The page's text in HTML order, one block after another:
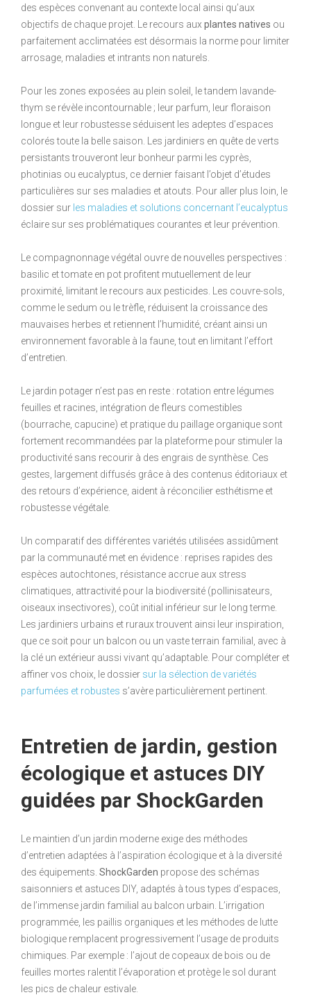
des espèces convenant au contexte local ainsi qu’aux
objectifs de chaque projet. Le recours aux plantes natives ou
parfaitement acclimatées est désormais la norme pour limiter
arrosage, maladies et intrants non naturels.
Pour les zones exposées au plein soleil, le tandem lavande-
thym se révèle incontournable ; leur parfum, leur floraison
longue et leur robustesse séduisent les adeptes d’espaces
colorés toute la belle saison. Les jardiniers en quête de verts
persistants trouveront leur bonheur parmi les cyprès,
photinias ou eucalyptus, ce dernier faisant l’objet d’études
particulières sur ses maladies et atouts. Pour aller plus loin, le
dossier sur les maladies et solutions concernant l’eucalyptus
éclaire sur ses problématiques courantes et leur prévention.
Le compagnonnage végétal ouvre de nouvelles perspectives :
basilic et tomate en pot profitent mutuellement de leur
proximité, limitant le recours aux pesticides. Les couvre-sols,
comme le sedum ou le trèfle, réduisent la croissance des
mauvaises herbes et retiennent l’humidité, créant ainsi un
environnement favorable à la faune, tout en limitant l’effort
d’entretien.
Le jardin potager n’est pas en reste : rotation entre légumes
feuilles et racines, intégration de fleurs comestibles
(bourrache, capucine) et pratique du paillage organique sont
fortement recommandées par la plateforme pour stimuler la
productivité sans recourir à des engrais de synthèse. Ces
gestes, largement diffusés grâce à des contenus éditoriaux et
des retours d’expérience, aident à réconcilier esthétisme et
robustesse végétale.
Un comparatif des différentes variétés utilisées assidûment
par la communauté met en évidence : reprises rapides des
espèces autochtones, résistance accrue aux stress
climatiques, attractivité pour la biodiversité (pollinisateurs,
oiseaux insectivores), coût initial inférieur sur le long terme.
Les jardiniers urbains et ruraux trouvent ainsi leur inspiration,
que ce soit pour un balcon ou un vaste terrain familial, avec à
la clé un extérieur aussi vivant qu’adaptable. Pour compléter et
affiner vos choix, le dossier sur la sélection de variétés
parfumées et robustes s’avère particulièrement pertinent.
Entretien de jardin, gestion
écologique et astuces DIY
guidées par ShockGarden
Le maintien d’un jardin moderne exige des méthodes
d’entretien adaptées à l’aspiration écologique et à la diversité
des équipements. ShockGarden propose des schémas
saisonniers et astuces DIY, adaptés à tous types d’espaces,
de l’immense jardin familial au balcon urbain. L’irrigation
programmée, les paillis organiques et les méthodes de lutte
biologique remplacent progressivement l’usage de produits
chimiques. Par exemple : l’ajout de copeaux de bois ou de
feuilles mortes ralentit l’évaporation et protège le sol durant
les pics de chaleur estivale.